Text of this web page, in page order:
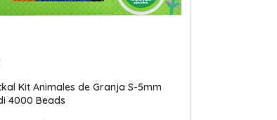
Kit Animales de Granja S-5mm
4000 Beads